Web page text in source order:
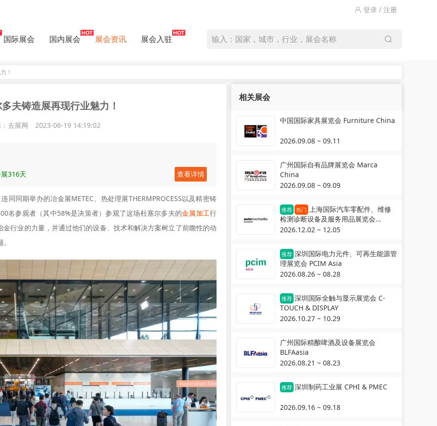
登录 / 注册
国际展会 国内展会 展会资讯 展会入驻 输入：国家，城市，行业，展会名称
！
夫铸造展再现行业魅力！
去展网 2023-06-19 14:19:02
316天 查看详情
同同期举办的冶金展METEC、热处理展THERMPROCESS以及精密铸
名参观者（其中58%是决策者）参观了这场杜塞尔多夫的金属加工行
行业的力量，并通过他们的设备、技术和解决方案树立了前瞻性的动
相关展会
中国国际家具展览会 Furniture China
2026.09.08 ~ 09.11
广州国际自有品牌展览会 Marca
China
2026.09.08 ~ 09.09
推荐 热门 上海国际汽车零配件、维修
检测诊断设备及服务用品展览会
Automechanika Shanghai
2026.12.02 ~ 12.05
推荐 深圳国际电力元件、可再生能源管
理展览会 PCIM Asia
2026.08.26 ~ 08.28
推荐 深圳国际全触与显示展览会 C-
TOUCH & DISPLAY
2026.10.27 ~ 10.29
广州国际精酿啤酒及设备展览会
BLFAasia
2026.08.21 ~ 08.23
推荐 深圳制药工业展 CPHI & PMEC
2026.09.16 ~ 09.18